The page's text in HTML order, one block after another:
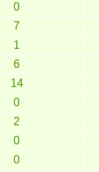
0
7
1
6
14
0
2
0
0